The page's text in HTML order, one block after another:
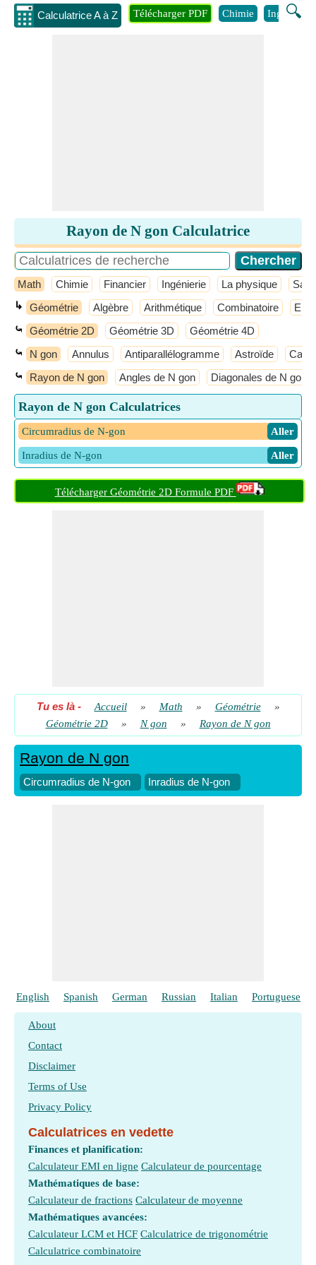
Calculatrice A à Z 🔍
Télécharger PDF Chimie Ingénierie
Rayon de N gon Calculatrice
Math Chimie Financier Ingénierie La physique
↳ Géométrie Algèbre Arithmétique Combinatoire
⤿ Géométrie 2D Géométrie 3D Géométrie 4D
⤿ N gon Annulus Antiparallélogramme Astroïde
⤿ Rayon de N gon Angles de N gon Diagonales de N gon
Rayon de N gon Calculatrices
Circumradius de N-gon ​ Aller
Inradius de N-gon ​ Aller
Télécharger Géométrie 2D Formule PDF
Tu es là- Accueil » Math » Géométrie
»
Géométrie 2D
» N gon » Rayon de N gon
Rayon de N gon
Circumradius de N-gon Inradius de N-gon
English Spanish German Russian Italian Portuguese
About
Contact
Disclaimer
Terms of Use
Privacy Policy
Calculatrices en vedette
Finances et planification:
Calculateur EMI en ligne Calculateur de pourcentage
Mathématiques de base:
Calculateur de fractions Calculateur de moyenne
Mathématiques avancées:
Calculateur LCM et HCF Calculatrice de trigonométrie
Calculatrice combinatoire